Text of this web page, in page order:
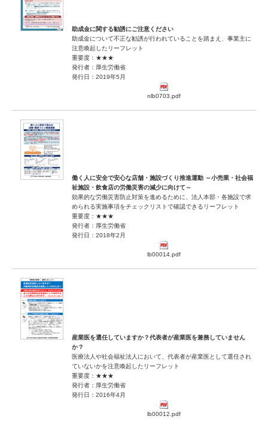
助成金に関する勧誘にご注意ください
助成金について不正な勧誘が行われていることを踏まえ、事業主に
注意喚起したリーフレット
重要度：★★★
発行者：厚生労働省
発行日：2019年5月
nlb0703.pdf
働く人に安全で安心な店舗・施設づくり推進運動 ～小売業・社会福
祉施設・飲食店の労働災害の減少に向けて～
効果的な労働災害防止対策を進めるために、法人本部・各施設で求
められる実施事項をチェックリストで確認できるリーフレット
重要度：★★★
発行者：厚生労働省
発行日：2018年2月
lb00014.pdf
産業医を選任していますか？代表者が産業医を兼務していません
か？
医療法人や社会福祉法人において、代表者が産業医として選任され
ていないかを注意喚起したリーフレット
重要度：★★★
発行者：厚生労働省
発行日：2016年4月
lb00012.pdf